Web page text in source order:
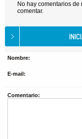
No hay comentarios
comentar.
Nombre:
E-mail:
Comentario: